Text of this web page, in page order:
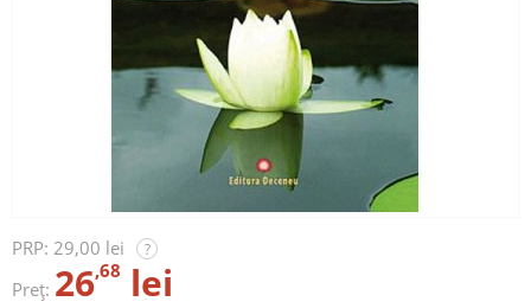
PRP: 29,00 lei ?
Preț: 26,68 lei